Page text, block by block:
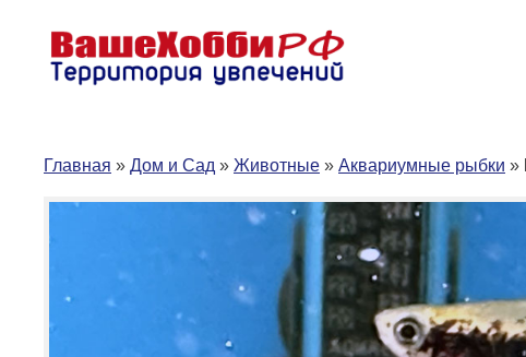
содержимому
Главная » Дом и Сад » Животные » Аквариумные рыбки »